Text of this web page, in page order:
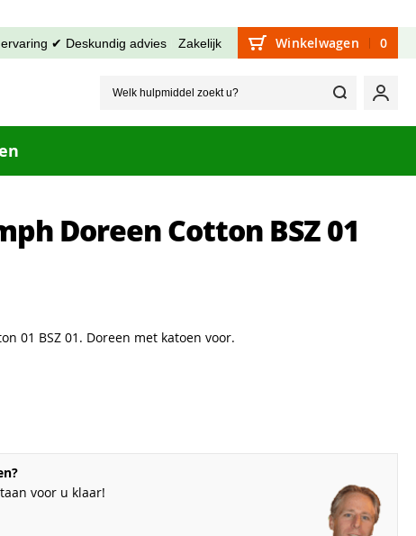
✔ Deskundig advies Zakelijk Winkelwagen 0
Welk
Mijn
Doreen Cotton BSZ 01
01 BSZ 01. Doreen met katoen voor.
voor u klaar!